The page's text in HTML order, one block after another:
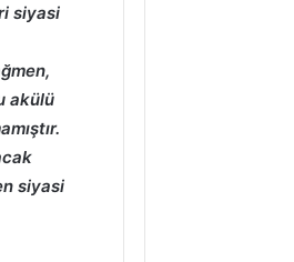
siyasi
akülü
siyasi